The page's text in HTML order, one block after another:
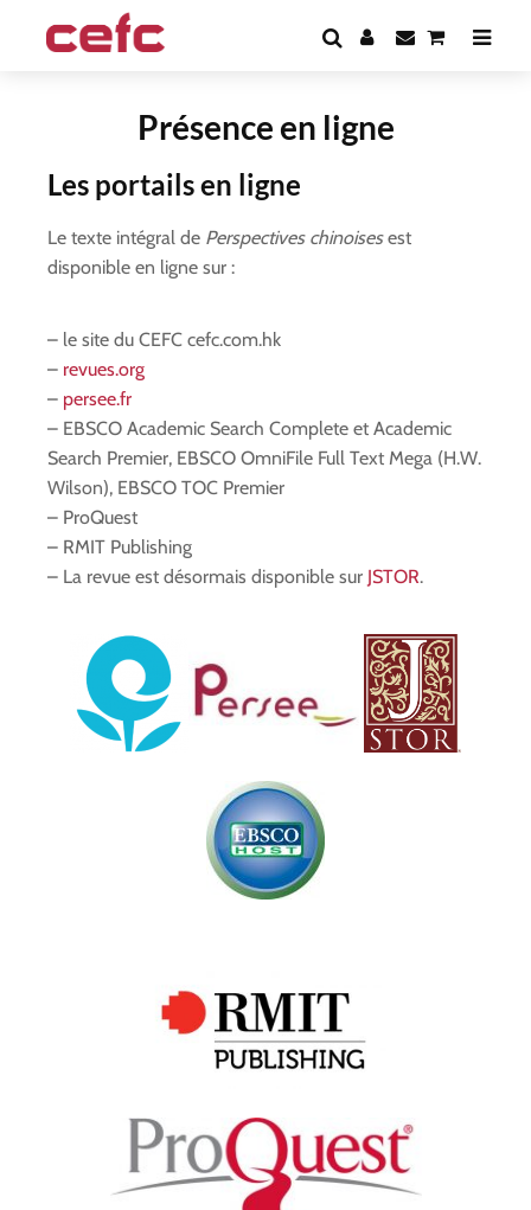
Présence en ligne
Les portails en ligne
Le texte intégral de Perspectives chinoisesest
disponible en ligne sur :
– le site du CEFC cefc.com.hk
– revues.org
– persee.fr
– EBSCO Academic Search Complete et Academic
Search Premier, EBSCO OmniFile Full Text Mega (H.W.
Wilson), EBSCO TOC Premier
– ProQuest
– RMIT Publishing
– La revue est désormais disponible sur JSTOR.